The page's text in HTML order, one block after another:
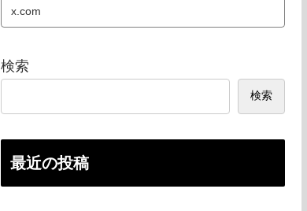
x.com
検索
検索
最近の投稿